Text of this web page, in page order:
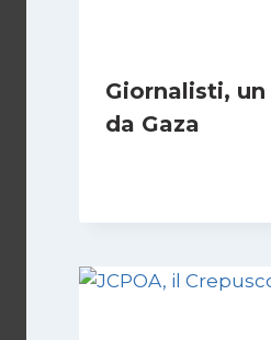
Giornalisti,
da Gaza